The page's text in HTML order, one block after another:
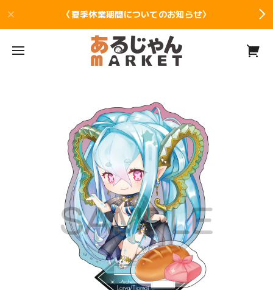
〈夏季休業期間についてのお知らせ〉